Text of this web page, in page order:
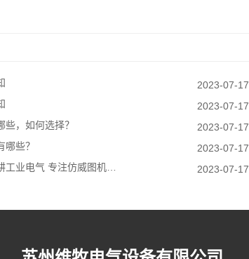
2023-07-17
2023-07-17
些，如何选择？
2023-07-17
些？
2023-07-17
工业电气 专注仿威图机…
2023-07-17